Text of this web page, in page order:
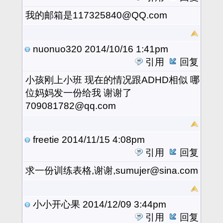
我的邮箱是117325840@QQ.com
nuonuo320 2014/10/16 1:41pm
引用
回复
小孩刚上小班 现在的情况跟ADHD相似 哪
位妈妈发一份给我 谢谢了
709081782@qq.com
freetie 2014/11/15 4:08pm
引用
回复
求一份训练表格,谢谢,sumujer@sina.com
小小开心果 2014/12/09 3:44pm
引用
回复